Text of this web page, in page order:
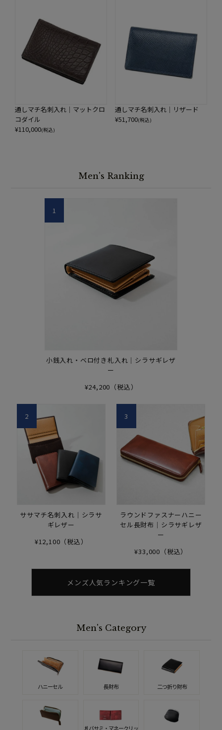
通しマチ名刺入れ｜マットクロ
コダイル
¥110,000(税込)
通しマチ名刺入れ｜リザード
¥51,700(税込)
Men's Ranking
小銭入れ・ベロ付き札入れ｜シラサギレザ
ー
¥24,200（税込）
1
ササマチ名刺入れ｜シラサ
ギレザー
¥12,100（税込）
2
ラウンドファスナーハニー
セル長財布｜シラサギレザ
ー
¥33,000（税込）
3
メンズ人気ランキング一覧
Men's Category
ハニーセル 長財布 二つ折り財布
札バサミ・マネークリッ